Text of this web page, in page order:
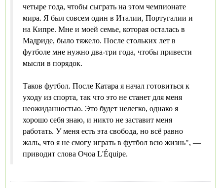
четыре года, чтобы сыграть на этом чемпионате
мира. Я был совсем один в Италии, Португалии и
на Кипре. Мне и моей семье, которая осталась в
Мадриде, было тяжело. После стольких лет в
футболе мне нужно два-три года, чтобы привести
мысли в порядок.
Таков футбол. После Катара я начал готовиться к
уходу из спорта, так что это не станет для меня
неожиданностью. Это будет нелегко, однако я
хорошо себя знаю, и никто не заставит меня
работать. У меня есть эта свобода, но всё равно
жаль, что я не смогу играть в футбол всю жизнь", —
приводит слова Очоа L'Équipe.